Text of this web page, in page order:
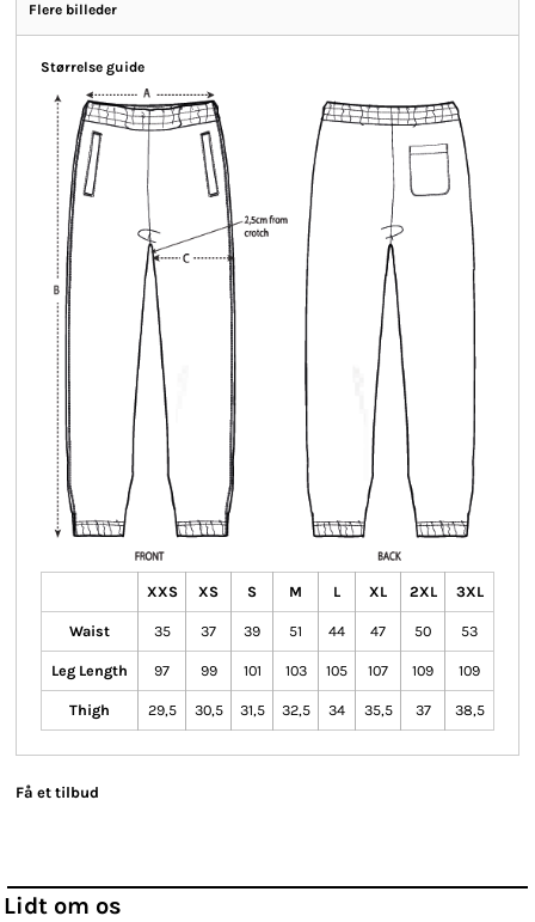
Flere billeder
Størrelse guide
XXS XS S M L XL 2XL 3XL
Waist 35 37 39 51 44 47 50 53
Leg Length 97 99 101 103 105 107 109 109
Thigh 29,5 30,5 31,5 32,5 34 35,5 37 38,5
Få et tilbud
Lidt om os